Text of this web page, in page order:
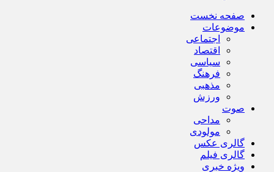
صفحه نخست
موضوعات
اجتماعی
اقتصاد
سیاسی
فرهنگ
مذهبی
ورزش
صوت
مداحی
مولودی
گالری عکس
گالری فیلم
ویژه خبری